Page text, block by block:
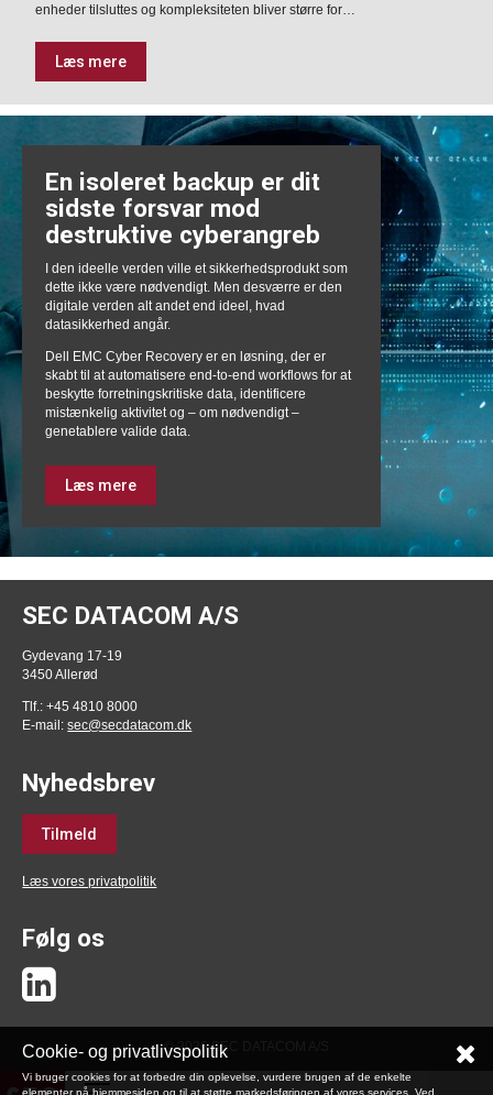
enheder tilsluttes og kompleksiteten bliver større for…
Læs mere
En isoleret backup er dit
sidste forsvar mod
destruktive cyberangreb
I den ideelle verden ville et sikkerhedsprodukt som
dette ikke være nødvendigt. Men desværre er den
digitale verden alt andet end ideel, hvad
datasikkerhed angår.
Dell EMC Cyber Recovery er en løsning, der er
skabt til at automatisere end-to-end workflows for at
beskytte forretningskritiske data, identificere
mistænkelig aktivitet og – om nødvendigt –
genetablere valide data.
Læs mere
SEC DATACOM A/S
Gydevang 17-19
3450 Allerød
Tlf.: +45 4810 8000
E-mail:sec@secdatacom.dk
Nyhedsbrev
Tilmeld
Læs vores privatpolitik
Følg os
© 2026 SEC DATACOM A/S
Cookie- og privatlivspolitik
Vi bruger cookies for at forbedre din oplevelse, vurdere brugen af de enkelte
elementer på hjemmesiden og til at støtte markedsføringen af vores services. Ved